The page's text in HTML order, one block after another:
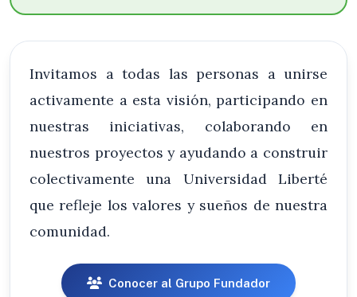
Invitamos a todas las personas a unirse
activamente a esta visión, participando en
nuestras iniciativas, colaborando en
nuestros proyectos y ayudando a construir
colectivamente una Universidad Liberté
que refleje los valores y sueños de nuestra
comunidad.
Conocer al Grupo Fundador